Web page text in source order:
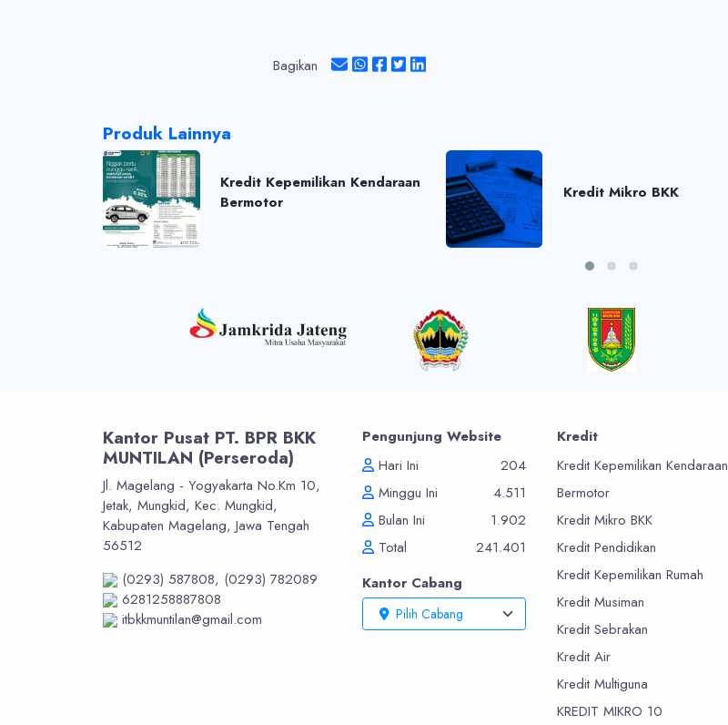
Bagikan
Produk Lainnya
Kredit Kepemilikan Kendaraan
Bermotor
Kredit Mikro BKK
Kantor Pusat PT. BPR BKK
MUNTILAN (Perseroda)
Jl. Magelang - Yogyakarta No.Km 10,
Jetak, Mungkid, Kec. Mungkid,
Kabupaten Magelang, Jawa Tengah
56512
(0293) 587808, (0293) 782089
6281258887808
itbkkmuntilan@gmail.com
Pengunjung Website
Hari Ini
204
Minggu Ini
4.511
Bulan Ini
1.902
Total
241.401
Kantor Cabang
Pilih Cabang
Kredit
Kredit Kepemilikan Kendaraan
Bermotor
Kredit Mikro BKK
Kredit Pendidikan
Kredit Kepemilikan Rumah
Kredit Musiman
Kredit Sebrakan
Kredit Air
Kredit Multiguna
KREDIT MIKRO 10